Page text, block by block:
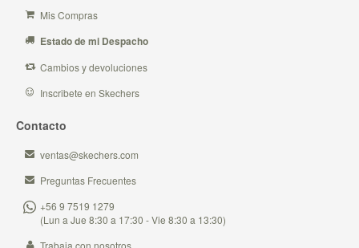
Mis Compras
Estado de mi Despacho
Cambios y devoluciones
Inscribete en Skechers
Contacto
ventas@skechers.com
Preguntas Frecuentes
+56 9 7519 1279
(Lun a Jue 8:30 a 17:30 - Vie 8:30 a 13:30)
Trabaja con nosotros